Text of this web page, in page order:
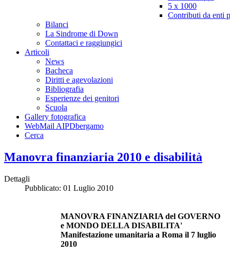
5 x 1000
Contributi da enti
Bilanci
La Sindrome di Down
Contattaci e raggiungici
Articoli
News
Bacheca
Diritti e agevolazioni
Bibliografia
Esperienze dei genitori
Scuola
Gallery fotografica
WebMail AIPDbergamo
Cerca
Manovra finanziaria 2010 e disabilità
Dettagli
Pubblicato: 01 Luglio 2010
MANOVRA FINANZIARIA del GOVERNO
e MONDO DELLA DISABILITA'
Manifestazione umanitaria a Roma il 7 luglio
2010